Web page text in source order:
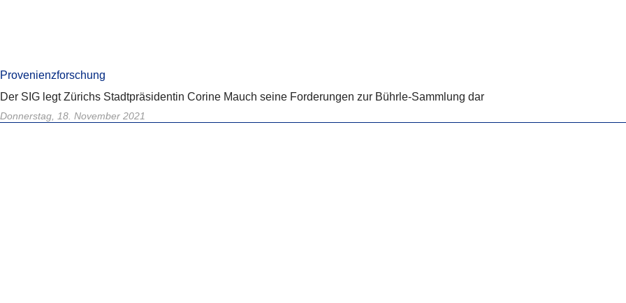
Provenienzforschung
Der SIG legt Zürichs Stadtpräsidentin Corine Mauch seine Forderungen zur Bührle-Sammlung dar
Donnerstag, 18. November 2021